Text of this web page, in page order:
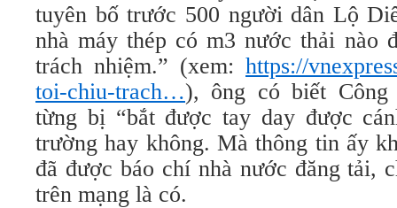
tuyên bố trước 500 người dân Lộ
nhà máy thép có m3 nước thải nào
trách nhiệm.” (xem: https://
toi-chiu-trach…), ông có biết
từng bị “bắt được tay day được
trường hay không. Mà thông tin ấy
đã được báo chí nhà nước đăng tải,
trên mạng là có.